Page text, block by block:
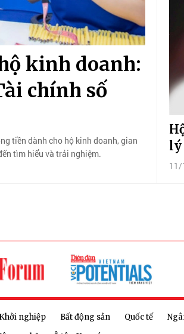
kinh doanh:
chính số
tiền dành cho hộ kinh doanh, gian
tìm hiểu và trải nghiệm.
lý
11/
Khởi nghiệp Bất động sản Quốc tế